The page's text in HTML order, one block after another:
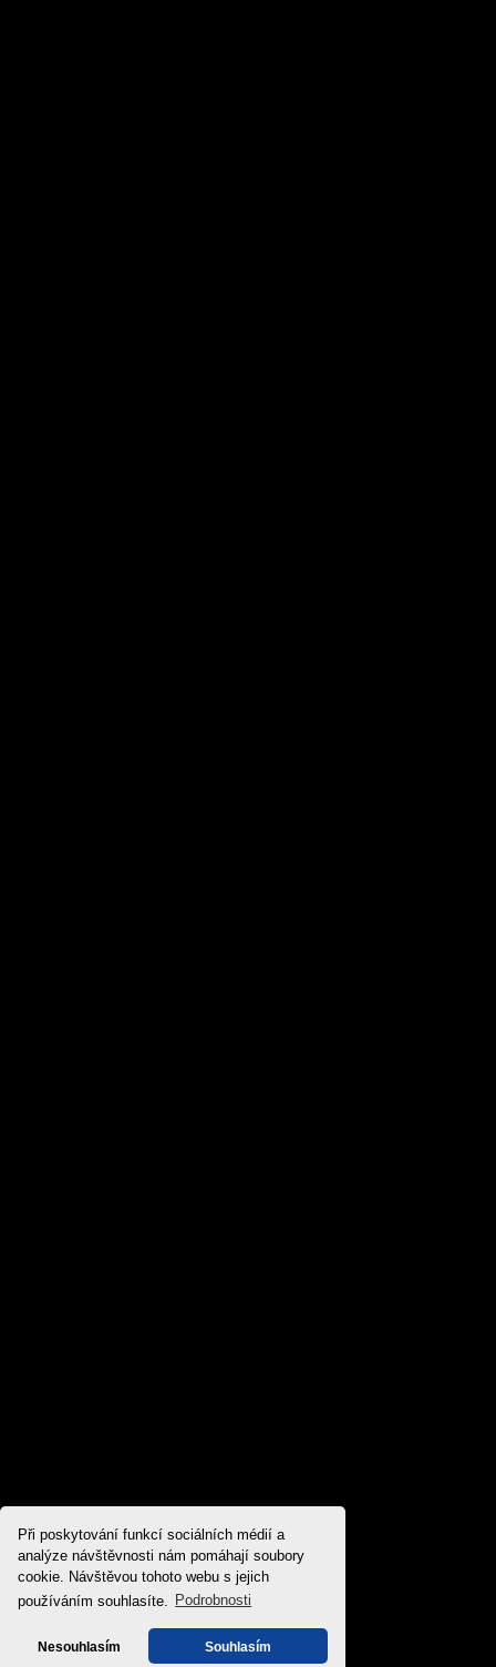
Při poskytování funkcí sociálních médií a
analýze návštěvnosti nám pomáhají soubory
cookie. Návštěvou tohoto webu s jejich
používáním souhlasíte.
Podrobnosti
Nesouhlasím Souhlasím